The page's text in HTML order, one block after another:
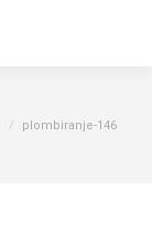
here:
plombiranje-146